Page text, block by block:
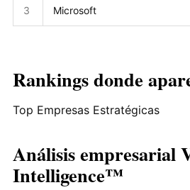
3 Microsoft
Rankings donde
Top Empresas Estratégicas
Análisis empresarial
Intelligence™